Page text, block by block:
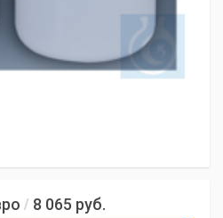
/ 8 065 руб.